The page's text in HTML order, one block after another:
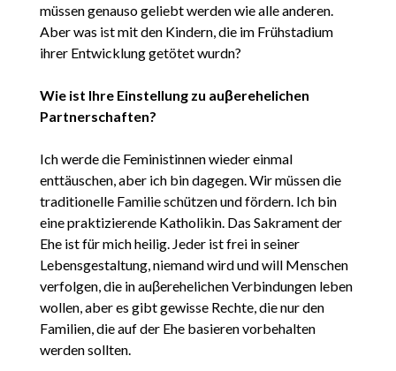
müssen genauso geliebt werden wie alle anderen.
Aber was ist mit den Kindern, die im Frühstadium
ihrer Entwicklung getötet wurdn?
Wie ist Ihre Einstellung zu auβerehelichen
Partnerschaften?
Ich werde die Feministinnen wieder einmal
enttäuschen, aber ich bin dagegen. Wir müssen die
traditionelle Familie schützen und fördern. Ich bin
eine praktizierende Katholikin. Das Sakrament der
Ehe ist für mich heilig. Jeder ist frei in seiner
Lebensgestaltung, niemand wird und will Menschen
verfolgen, die in auβerehelichen Verbindungen leben
wollen, aber es gibt gewisse Rechte, die nur den
Familien, die auf der Ehe basieren vorbehalten
werden sollten.